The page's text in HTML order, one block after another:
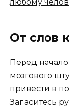
любому
От слов
Перед
мозгового
привести в
Запаситесь